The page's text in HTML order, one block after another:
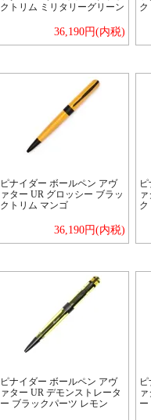
クトリム ミリタリーグリーン
36,190円(内税)
ク
ピナイダー ボールペン アヴ
ァター UR グロッシー ブラッ
クトリム マンゴ
36,190円(内税)
ク
ピナイダー ボールペン アヴ
ァター UR デモンストレータ
ー ブラックパーツ レモン
ー